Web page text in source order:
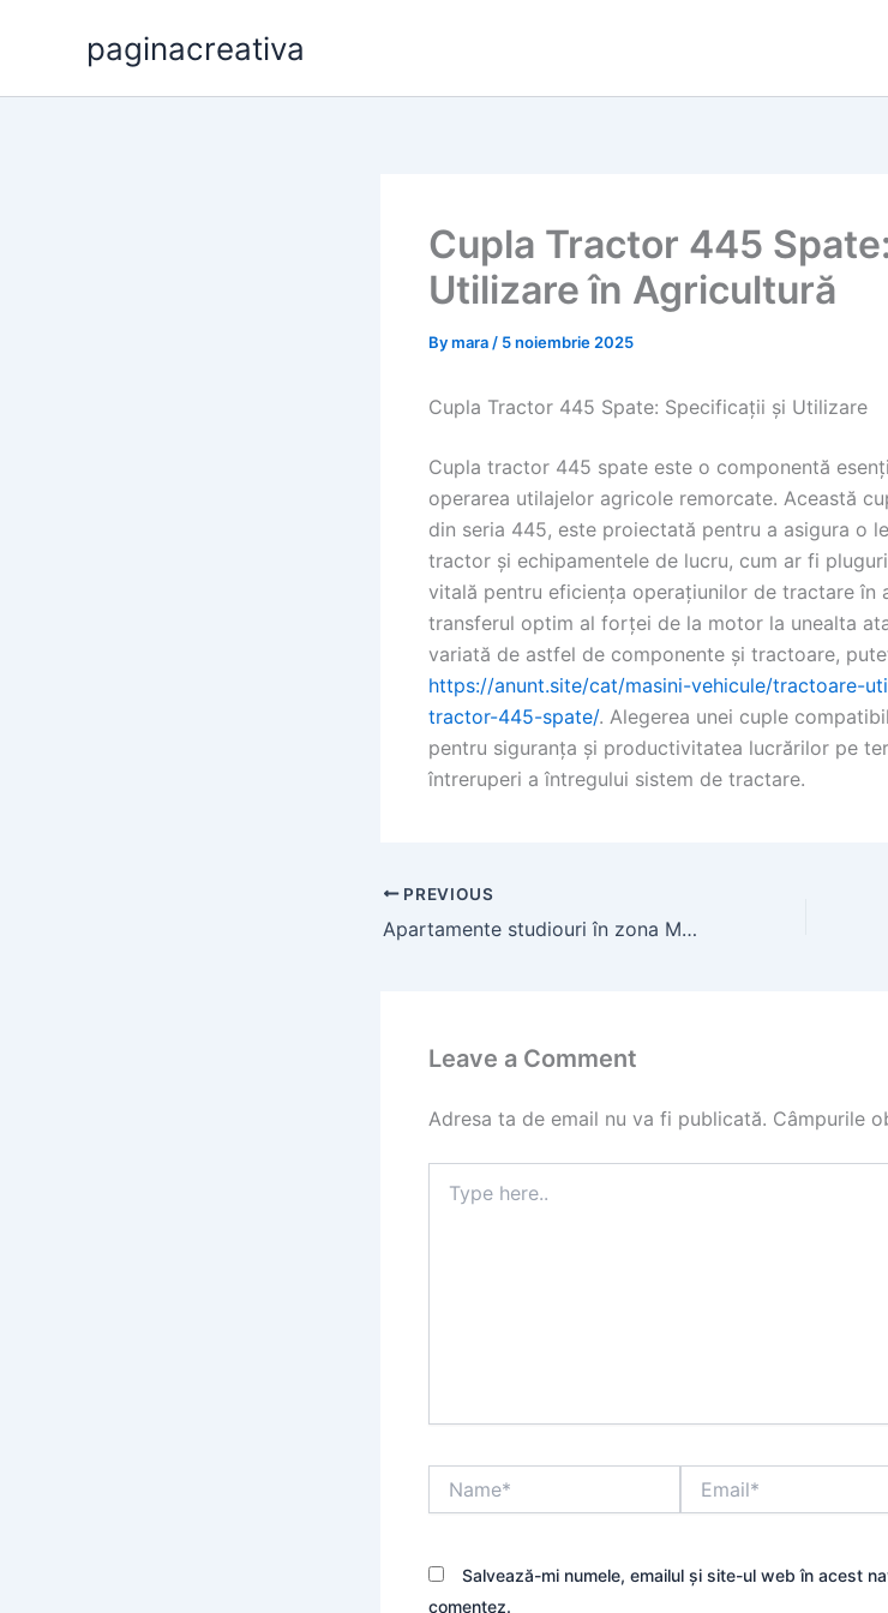
paginacreativa
Cupla Tractor 445
Utilizare în Agricultură
Bymara / 5 noiembrie 2025
Cupla Tractor 445 Spate: Specificații și Utilizare
Cupla tractor 445 spate este o componentă
operarea utilajelor agricole remorcate. Această
din seria 445, este proiectată pentru a asigura o
tractor și echipamentele de lucru, cum ar fi
vitală pentru eficiența operațiunilor de tractare în
transferul optim al forței de la motor la unealta
variată de astfel de componente și tractoare,
https://anunt.site/cat/masini-vehicule/tractoare-
tractor-445-spate/. Alegerea unei cuple
pentru siguranța și productivitatea lucrărilor pe
întreruperi a întregului sistem de tractare.
PREVIOUS
Apartamente studiouri în zona Metalurgiei
Leave a Comment
Adresa ta de email nu va fi publicată. Câmpurile
here..
Salvează-mi numele, emailul și site-ul web în acest
comentez.